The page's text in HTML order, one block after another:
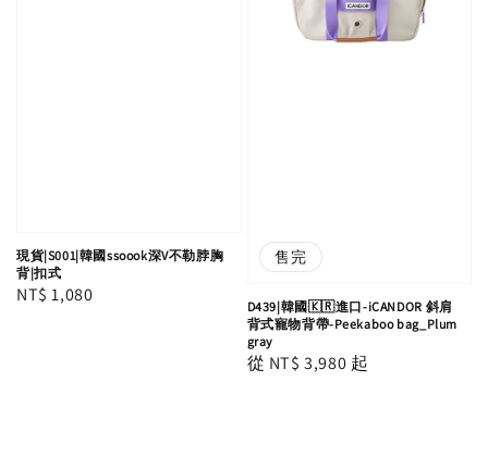
現貨|S001|韓國ssoook深V不勒脖胸
背|扣式
Regular
NT$ 1,080
售完
D439|韓國🇰🇷進口-iCANDOR 斜肩
背式寵物背帶-Peekaboo bag_Plum
gray
Regular
從 NT$ 3,980 起